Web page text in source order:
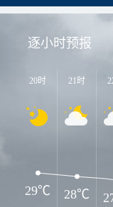
逐小时预报
20时 21时
29℃ 28℃